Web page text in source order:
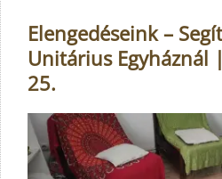
Elengedéseink –
Unitárius Egyháznál
25.